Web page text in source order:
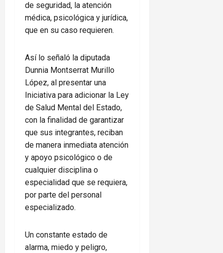
de seguridad, la atención
médica, psicológica y jurídica,
que en su caso requieren.
Así lo señaló la diputada
Dunnia Montserrat Murillo
López, al presentar una
Iniciativa para adicionar la Ley
de Salud Mental del Estado,
con la finalidad de garantizar
que sus integrantes, reciban
de manera inmediata atención
y apoyo psicológico o de
cualquier disciplina o
especialidad que se requiera,
por parte del personal
especializado.
Un constante estado de
alarma, miedo y peligro,